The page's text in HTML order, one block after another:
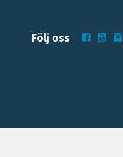
Följ oss